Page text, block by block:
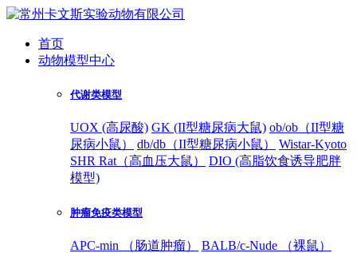
首页
动物模型中心
代谢类模型
UOX (高尿酸) GK (II型糖尿病大鼠) ob/ob（II型糖
尿病小鼠）
db/db（II型糖尿病小鼠）
Wistar-Kyoto
SHR Rat（高血压大鼠）
DIO (高脂饮食诱导肥胖
模型)
肿瘤免疫类模型
APC-min （肠道肿瘤）
BALB/c-Nude （裸鼠）